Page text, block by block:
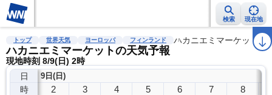
検索 現在地
雨雲レーダー 台風情報 地震情報 警報・注意報 2週間天気 ラ
トップ 世界天気 ヨーロッパ フィンランド ハカニエミマーケット
ハカニエミマーケットの天気予報
現地時刻 8/9(日) 2時
日
時
9日(日)
2 3 4 5 6 7 8